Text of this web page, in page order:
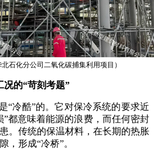
石化分公司二氧化碳捕集利用项目）
况的“苛刻考题”
冷酷”的。它对保冷系统的要求近
”都意味着能源的浪费，而任何密封
。传统的保温材料，在长期的热胀
，形成“冷桥”。